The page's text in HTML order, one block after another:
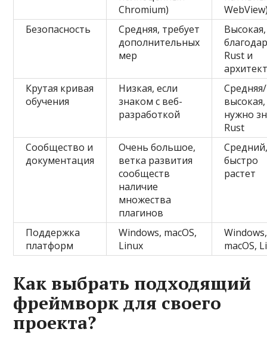
Chromium)
Безопасность
Средняя, требует
дополнительных
мер
Высокая,
Rust и
Крутая кривая
обучения
Низкая, если
знаком с веб-
разработкой
Средняя/
высокая,
нужно
Rust
Сообщество и
документация
Очень большое,
ветка развития
сообществ
наличие
множества
плагинов
быстро
растет
Поддержка
платформ
Windows, macOS,
Linux
Windows,
macOS,
Как выбрать подходящий
фреймворк для своего
проекта?